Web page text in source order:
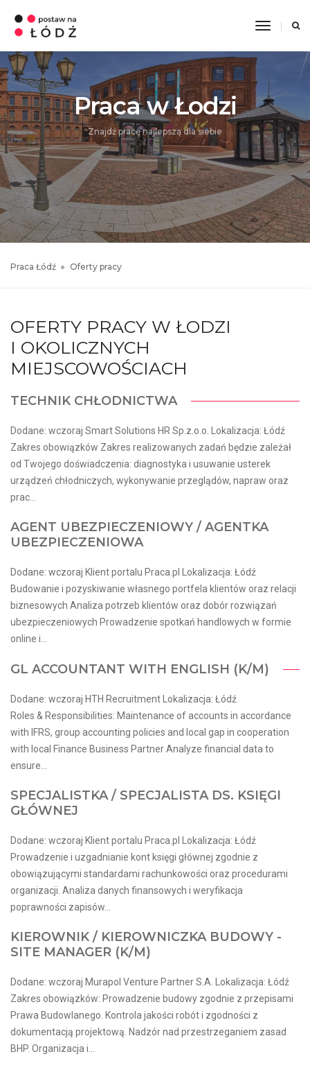
Toggle
Praca w Łodzi
Znajdź pracę najlepszą dla siebie
Praca Łódź Oferty pracy
OFERTY PRACY W ŁODZI
I OKOLICZNYCH
MIEJSCOWOŚCIACH
TECHNIK CHŁODNICTWA
Dodane: wczoraj Smart Solutions HR Sp.z.o.o. Lokalizacja: Łódź
Zakres obowiązków Zakres realizowanych zadań będzie zależał
od Twojego doświadczenia: diagnostyka i usuwanie usterek
urządzeń chłodniczych, wykonywanie przeglądów, napraw oraz
prac...
AGENT UBEZPIECZENIOWY / AGENTKA
UBEZPIECZENIOWA
Dodane: wczoraj Klient portalu Praca.pl Lokalizacja: Łódź
Budowanie i pozyskiwanie własnego portfela klientów oraz relacji
biznesowych Analiza potrzeb klientów oraz dobór rozwiązań
ubezpieczeniowych Prowadzenie spotkań handlowych w formie
online i...
GL ACCOUNTANT WITH ENGLISH (K/M)
Dodane: wczoraj HTH Recruitment Lokalizacja: Łódź
Roles & Responsibilities: Maintenance of accounts in accordance
with IFRS, group accounting policies and local gap in cooperation
with local Finance Business Partner Analyze financial data to
ensure...
SPECJALISTKA / SPECJALISTA DS. KSIĘGI
GŁÓWNEJ
Dodane: wczoraj Klient portalu Praca.pl Lokalizacja: Łódź
Prowadzenie i uzgadnianie kont księgi głównej zgodnie z
obowiązującymi standardami rachunkowości oraz procedurami
organizacji. Analiza danych finansowych i weryfikacja
poprawności zapisów...
KIEROWNIK / KIEROWNICZKA BUDOWY -
SITE MANAGER (K/M)
Dodane: wczoraj Murapol Venture Partner S.A. Lokalizacja: Łódź
Zakres obowiązków: Prowadzenie budowy zgodnie z przepisami
Prawa Budowlanego. Kontrola jakości robót i zgodności z
dokumentacją projektową. Nadzór nad przestrzeganiem zasad
BHP. Organizacja i...